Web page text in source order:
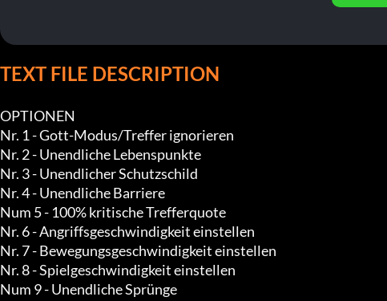
TEXT FILE DESCRIPTION
OPTIONEN
Nr. 1 - Gott-Modus/Treffer ignorieren
Nr. 2 - Unendliche Lebenspunkte
Nr. 3 - Unendlicher Schutzschild
Nr. 4 - Unendliche Barriere
Num 5 - 100% kritische Trefferquote
Nr. 6 - Angriffsgeschwindigkeit einstellen
Nr. 7 - Bewegungsgeschwindigkeit einstellen
Nr. 8 - Spielgeschwindigkeit einstellen
Num 9 - Unendliche Sprünge